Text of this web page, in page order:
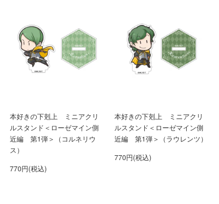
本好きの下剋上 ミニアクリ
ルスタンド＜ローゼマイン側
近編 第1弾＞（コルネリウ
ス）
770円(税込)
本好きの下剋上 ミニアクリ
ルスタンド＜ローゼマイン側
近編 第1弾＞（ラウレンツ）
770円(税込)